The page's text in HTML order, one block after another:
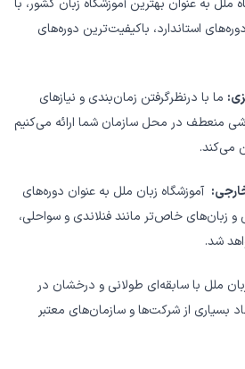
ملل به‌ عنوان بهترین آموزشگاه زبان کشور، با
استاندارد، باکیفیت‌ترین دوره‌های
ما با درنظرگرفتن زمان‌بندی و نیازهای
منعطف در محل سازمان شما ارائه می‌کنیم
می‌کند.
آموزشگاه زبان ملل به عنوان دوره‌های
و زبان‌های خاص‌تر مانند فنلاندی و سواحلی،
شد.
ملل با سابقه‌ای طولانی و درخشان در
بسیاری از شرکت‌ها و سازمان‌های معتبر